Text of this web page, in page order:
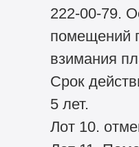
222-00-79.
помещений
взимания
Срок
5 лет.
Лот 10.